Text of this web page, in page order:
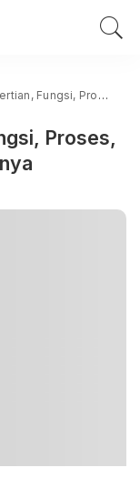
Proses, dan Model Modelnya
Proses,